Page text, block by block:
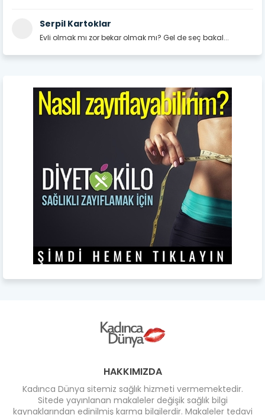
Serpil Kartoklar
Evli olmak mı zor bekar olmak mı? Gel de seç bakal...
HAKKIMIZDA
Kadınca Dünya sitemiz sağlık hizmeti vermemektedir.
Sitede yayınlanan makaleler değişik sağlık bilgi
kaynaklarından edinilmiş karma bilgilerdir. Makaleler tedavi